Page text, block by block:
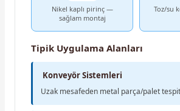
Nikel kaplı pirinç —
sağlam montaj
Toz/su
Tipik Uygulama Alanları
Konveyör Sistemleri
Uzak mesafeden metal parça/palet